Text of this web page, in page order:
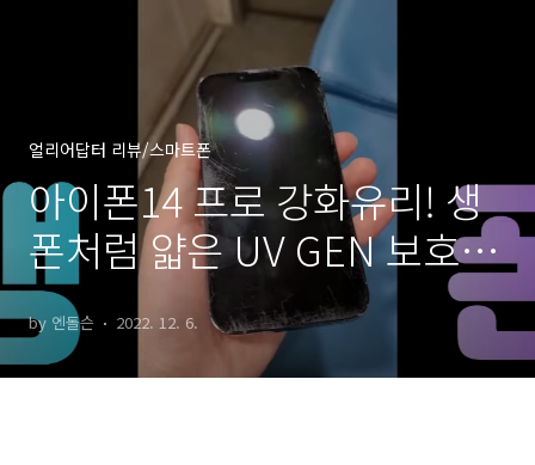
얼리어답터 리뷰/스마트폰
아이폰14 프로 강화유리! 생
폰처럼 얇은 UV GEN 보호필
름 돔글라스
by 엔돌슨 2022. 12. 6.